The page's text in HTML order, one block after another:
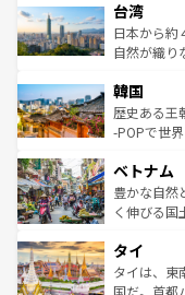
ならではの贅沢な
情報はコン
れるおもて
人々、おい
ク、伝統的
ワイを、存分に味わ
はコンテン
リアリーフ
ク）、タス
ど、見どこ
いる。アク
ビング、ハ
い。オース
参照してほ
台湾
日本から約
自然が織り
ン）、静ひ
と山間の静
驚きをもた
容にもいい
照してほし
韓国
歴史ある王
-POPで世
き、地方に
できる。そ
まで、さま
リティに包
覧を参照し
ベトナム
豊かな自然
く伸びる国
急速な発展
ーチミン市
醸し出して
タイ
タイは、東
国だ。首都